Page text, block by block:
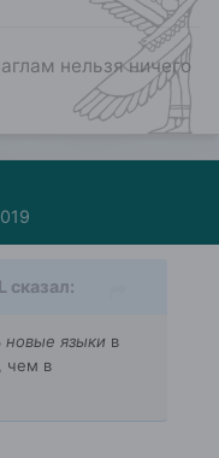
нельзя ничего
сказал:
новые языки в
, чем в